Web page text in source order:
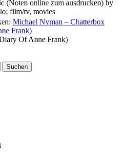
(Noten online zum ausdrucken) by
film/tv, movies
Michael Nyman – Chatterbox
Frank)
Of Anne Frank)